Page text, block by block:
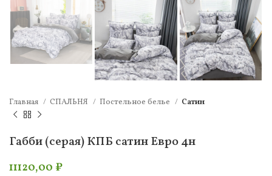
Главная СПАЛЬНЯ Постельное белье Сатин
Габби (серая) КПБ сатин Евро 4н
11120,00 ₽